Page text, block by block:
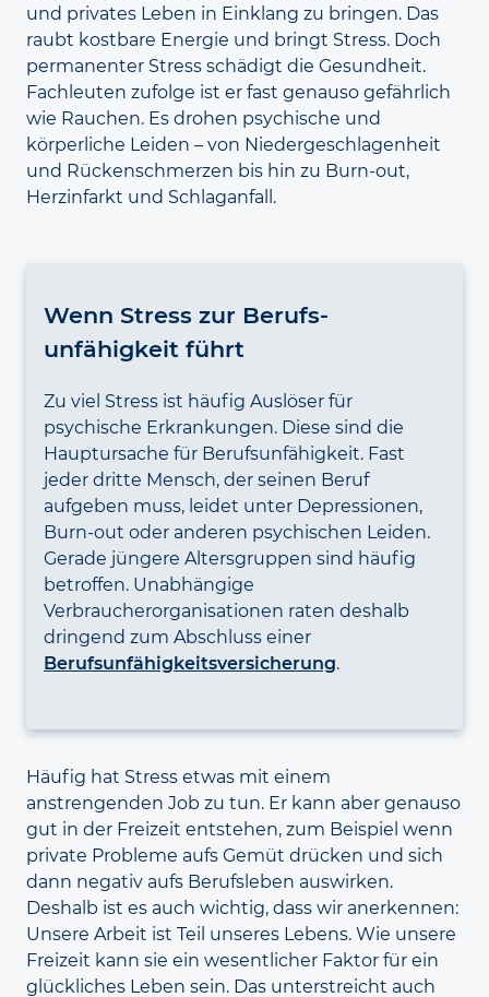
und privates Leben in Einklang zu bringen. Das
raubt kostbare Energie und bringt Stress. Doch
permanenter Stress schädigt die Gesundheit.
Fachleuten zufolge ist er fast genauso gefährlich
wie Rauchen. Es drohen psychische und
körperliche Leiden – von Niedergeschlagenheit
und Rückenschmerzen bis hin zu Burn-out,
Herzinfarkt und Schlaganfall.
Wenn Stress zur Berufs­
unfähigkeit führt
Zu viel Stress ist häufig Auslöser für
psychische Erkrankungen. Diese sind die
Hauptursache für Berufsunfähigkeit. Fast
jeder dritte Mensch, der seinen Beruf
aufgeben muss, leidet unter Depressionen,
Burn-out oder anderen psychischen Leiden.
Gerade jüngere Altersgruppen sind häufig
betroffen. Unabhängige
Verbraucherorganisationen raten deshalb
dringend zum Abschluss einer
Berufsunfähigkeitsversicherung.
Häufig hat Stress etwas mit einem
anstrengenden Job zu tun. Er kann aber genauso
gut in der Frei­zeit entstehen, zum Beispiel wenn
private Probleme aufs Gemüt drücken und sich
dann negativ aufs Berufs­leben auswirken.
Deshalb ist es auch wichtig, dass wir anerkennen:
Unsere Arbeit ist Teil unseres Lebens. Wie unsere
Frei­zeit kann sie ein wesentlicher Faktor für ein
glückliches Leben sein. Das unter­streicht auch